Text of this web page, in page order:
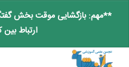
**مهم: بازگشایی موقت بخش
ارتباط بین